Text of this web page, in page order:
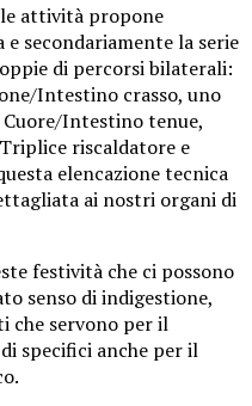
attività propone
secondariamente la serie
di percorsi bilaterali:
Intestino crasso, uno
Intestino tenue,
riscaldatore e
elencazione tecnica
ai nostri organi di
festività che ci possono
senso di indigestione,
che servono per il
specifici anche per il